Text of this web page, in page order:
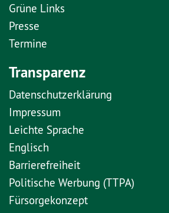
Grüne Links
Presse
Termine
Transparenz
Datenschutzerklärung
Impressum
Leichte Sprache
Englisch
Barrierefreiheit
Politische Werbung (TTPA)
Fürsorgekonzept